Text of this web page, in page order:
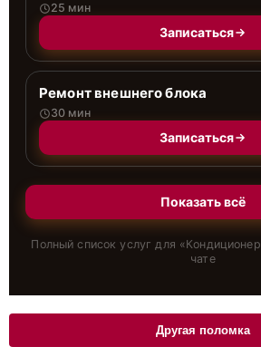
25 мин
Записаться
Ремонт внешнего блока
30 мин
Записаться
Показать всё
Полный список услуг для «Кондиционер
чате
Другая поломка